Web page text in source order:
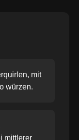
mit
würzen.
mittlerer